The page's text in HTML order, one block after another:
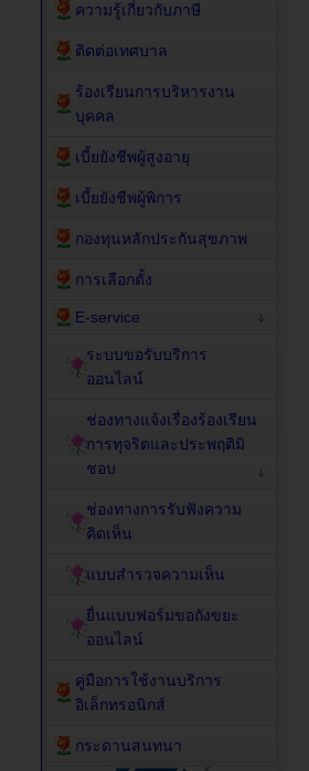
ความรู้เกี่ยวกับภาษี
ติดต่อเทศบาล
ร้องเรียนการบริหารงาน
บุคคล
เบี้ยยังชีพผู้สูงอายุ
เบี้ยยังชีพผู้พิการ
กองทุนหลักประกันสุขภาพ
การเลือกตั้ง
E-service
ระบบขอรับบริการ
ออนไลน์
ช่องทางแจ้งเรื่องร้องเรียน
การทุจริตและประพฤติมิ
ชอบ
ช่องทางการรับฟังความ
คิดเห็น
แบบสำรวจความเห็น
ยื่นแบบฟอร์มขอถังขยะ
ออนไลน์
คู่มือการใช้งานบริการ
อิเล็กทรอนิกส์
กระดานสนทนา